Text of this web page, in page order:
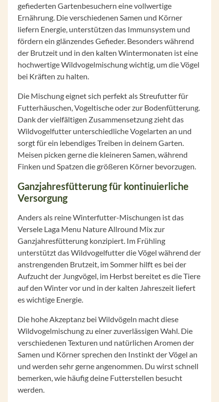
gefiederten Gartenbesuchern eine vollwertige
Ernährung. Die verschiedenen Samen und Körner
liefern Energie, unterstützen das Immunsystem und
fördern ein glänzendes Gefieder. Besonders während
der Brutzeit und in den kalten Wintermonaten ist eine
hochwertige Wildvogelmischung wichtig, um die Vögel
bei Kräften zu halten.
Die Mischung eignet sich perfekt als Streufutter für
Futterhäuschen, Vogeltische oder zur Bodenfütterung.
Dank der vielfältigen Zusammensetzung zieht das
Wildvogelfutter unterschiedliche Vogelarten an und
sorgt für ein lebendiges Treiben in deinem Garten.
Meisen picken gerne die kleineren Samen, während
Finken und Spatzen die größeren Körner bevorzugen.
Ganzjahresfütterung für kontinuierliche
Versorgung
Anders als reine Winterfutter-Mischungen ist das
Versele Laga Menu Nature Allround Mix zur
Ganzjahresfütterung konzipiert. Im Frühling
unterstützt das Wildvogelfutter die Vögel während der
anstrengenden Brutzeit, im Sommer hilft es bei der
Aufzucht der Jungvögel, im Herbst bereitet es die Tiere
auf den Winter vor und in der kalten Jahreszeit liefert
es wichtige Energie.
Die hohe Akzeptanz bei Wildvögeln macht diese
Wildvogelmischung zu einer zuverlässigen Wahl. Die
verschiedenen Texturen und natürlichen Aromen der
Samen und Körner sprechen den Instinkt der Vögel an
und werden sehr gerne angenommen. Du wirst schnell
bemerken, wie häufig deine Futterstellen besucht
werden.